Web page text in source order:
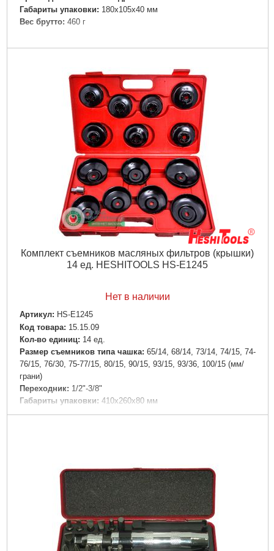
Габариты упаковки: 180x105x40 мм
Вес брутто: 460 г
Подробнее...
Комплект съемников масляных фильтров (крышки)
14 ед. HESHITOOLS HS-E1245
Нет в наличии
Артикул: HS-E1245
Код товара: 15.15.09
Кол-во единиц: 14 ед.
Размер съемников типа чашка: 65/14, 68/14, 73/14, 74/15, 74-
76/15, 76/30, 75-77/15, 80/15, 90/15, 93/15, 93/36, 100/15 (мм/
грани)
Переходник: 1/2"-3/8"
Габариты упаковки: 410x260x80 мм
Вес брутто: 2,860 г